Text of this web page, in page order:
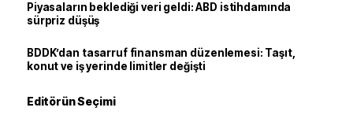
Piyasaların beklediği veri geldi: ABD istihdamında
sürpriz düşüş
BDDK’dan tasarruf finansman düzenlemesi: Taşıt,
konut ve iş yerinde limitler değişti
Editörün Seçimi